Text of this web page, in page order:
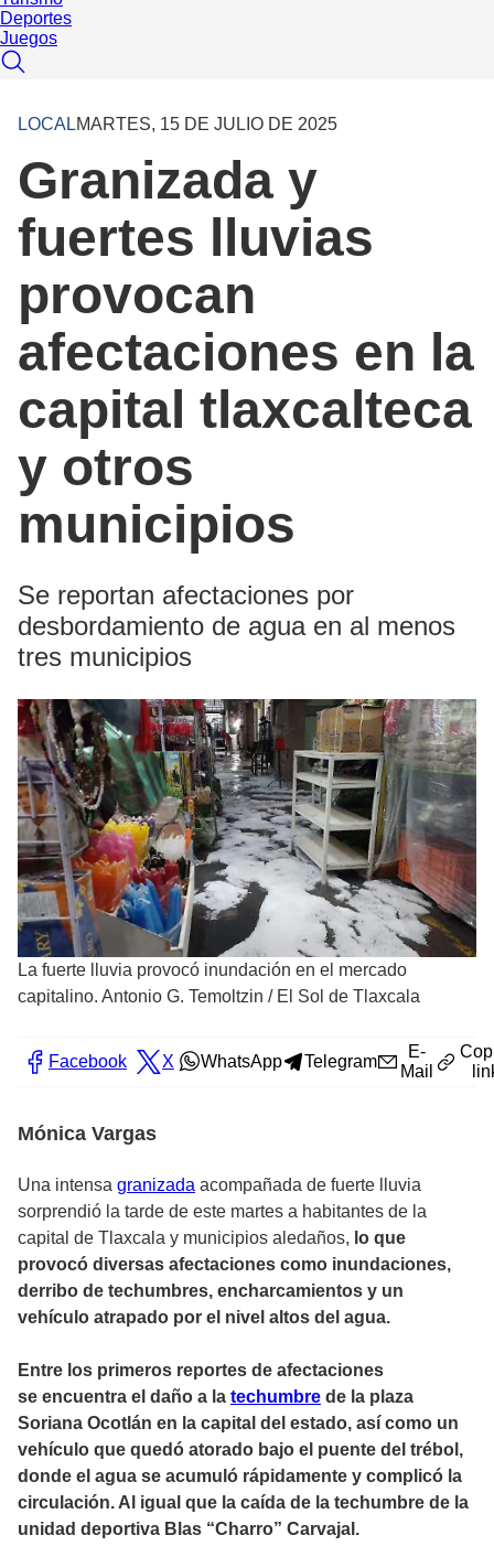
Deportes
Juegos
LOCALMARTES, 15 DE JULIO DE 2025
Granizada y
fuertes lluvias
provocan
afectaciones en la
capital tlaxcalteca
y otros
municipios
Se reportan afectaciones por
desbordamiento de agua en al menos
tres municipios
La fuerte lluvia provocó inundación en el mercado
capitalino. Antonio G. Temoltzin / El Sol de Tlaxcala
Facebook X WhatsApp Telegram
E-
Mail
Mónica Vargas
Una intensa granizada acompañada de fuerte lluvia
sorprendió la tarde de este martes a habitantes de la
capital de Tlaxcala y municipios aledaños, lo que
provocó diversas afectaciones como inundaciones,
derribo de techumbres, encharcamientos y un
vehículo atrapado por el nivel altos del agua.
Entre los primeros reportes de afectaciones
se encuentra el daño a la techumbre de la plaza
Soriana Ocotlán en la capital del estado, así como un
vehículo que quedó atorado bajo el puente del trébol,
donde el agua se acumuló rápidamente y complicó la
circulación. Al igual que la caída de la techumbre de la
unidad deportiva Blas “Charro” Carvajal.